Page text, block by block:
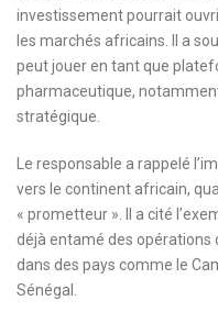
investissement pourrait
les marchés africains. Il a
peut jouer en tant que
pharmaceutique,
stratégique.
Le responsable a rappelé
vers le continent africain,
« prometteur ». Il a cité
déjà entamé des opérations
dans des pays comme le
Sénégal.